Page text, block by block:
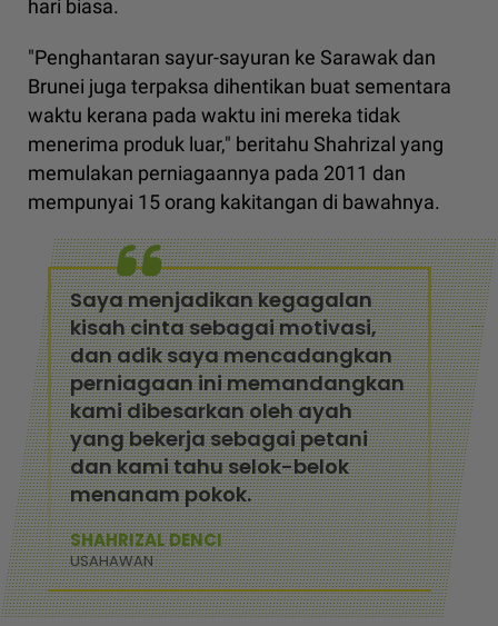
hari biasa.
"Penghantaran sayur-sayuran ke Sarawak dan
Brunei juga terpaksa dihentikan buat sementara
waktu kerana pada waktu ini mereka tidak
menerima produk luar," beritahu Shahrizal yang
memulakan perniagaannya pada 2011 dan
mempunyai 15 orang kakitangan di bawahnya.
Saya menjadikan kegagalan
kisah cinta sebagai motivasi,
dan adik saya mencadangkan
perniagaan ini memandangkan
kami dibesarkan oleh ayah
yang bekerja sebagai petani
dan kami tahu selok-belok
menanam pokok.
SHAHRIZAL DENCI
USAHAWAN